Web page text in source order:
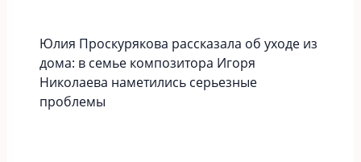
Юлия Проскурякова рассказала об уходе из
дома: в семье композитора Игоря
Николаева наметились серьезные
проблемы